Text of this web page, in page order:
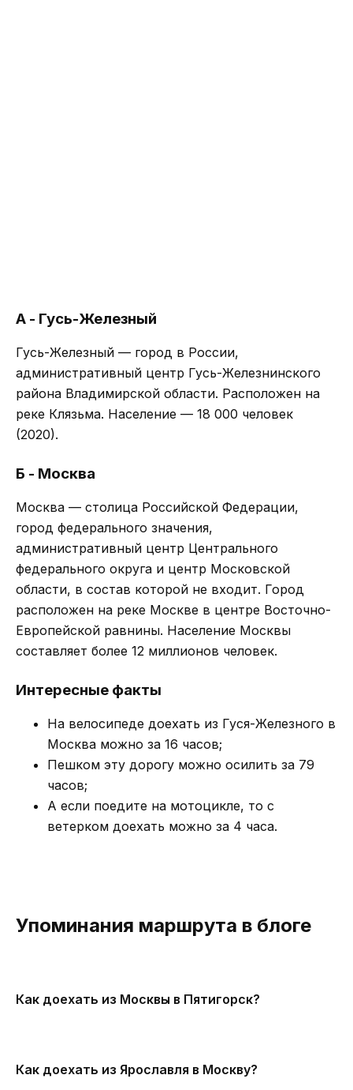
А - Гусь-Железный
Гусь-Железный — город в России,
административный центр Гусь-Железнинского
района Владимирской области. Расположен на
реке Клязьма. Население — 18 000 человек
(2020).
Б - Москва
Москва — столица Российской Федерации,
город федерального значения,
административный центр Центрального
федерального округа и центр Московской
области, в состав которой не входит. Город
расположен на реке Москве в центре Восточно-
Европейской равнины. Население Москвы
составляет более 12 миллионов человек.
Интересные факты
На велосипеде доехать из Гуся-Железного в
Москва можно за 16 часов;
Пешком эту дорогу можно осилить за 79
часов;
А если поедите на мотоцикле, то с
ветерком доехать можно за 4 часа.
Упоминания маршрута в блоге
Как доехать из Москвы в Пятигорск?
Как доехать из Ярославля в Москву?